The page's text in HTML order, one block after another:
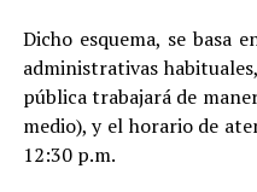
Dicho esquema, se basa
administrativas
pública trabajará de
medio), y el horario de
12:30 p.m.